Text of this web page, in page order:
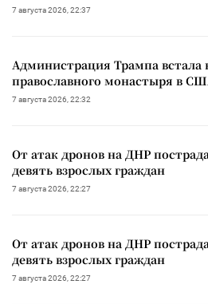
7 августа 2026, 22:37
Администрация Трампа встала
православного монастыря в
7 августа 2026, 22:32
От атак дронов на ДНР
девять взрослых граждан
7 августа 2026, 22:27
От атак дронов на ДНР
девять взрослых граждан
7 августа 2026, 22:27